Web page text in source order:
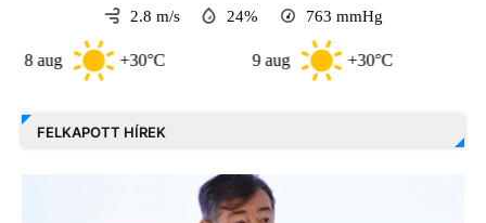
2.8 m/s 24% 763 mmHg
+30°C +30°C
FELKAPOTT HÍREK